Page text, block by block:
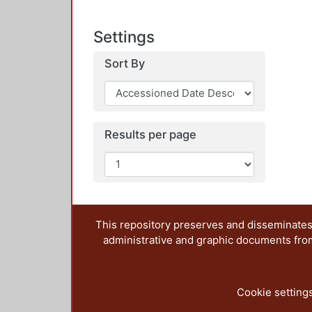
Settings
Sort By
Results per page
This repository preserves and
administrative and graphic documents
Cookie